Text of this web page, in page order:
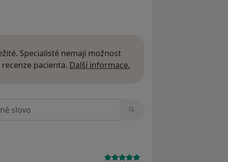
Specialisté nemají možnost
pacienta. Další informace.